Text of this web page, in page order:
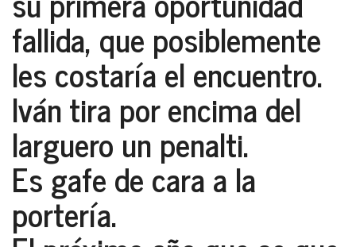
fallida, que posiblemente
les costaría el encuentro.
Iván tira por encima del
larguero un penalti.
Es gafe de cara a la
portería.